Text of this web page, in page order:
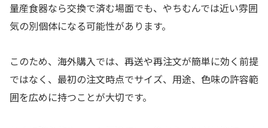
量産食器なら交換で済む場面でも、やちむんでは近い雰囲
気の別個体になる可能性があります。
このため、海外購入では、再送や再注文が簡単に効く前提
ではなく、最初の注文時点でサイズ、用途、色味の許容範
囲を広めに持つことが大切です。